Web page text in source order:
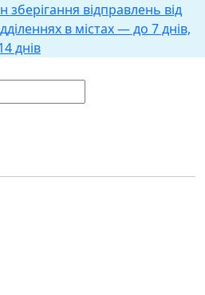
зберігання відправлень від
в містах — до 7 днів,
днів